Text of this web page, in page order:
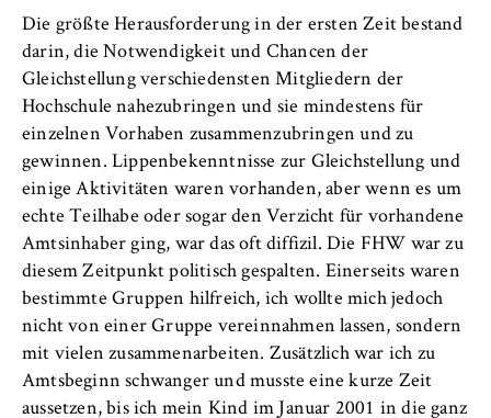
Die größte Herausforderung in der ersten Zeit bestand
darin, die Notwendigkeit und Chancen der
Gleichstellung verschiedensten Mitgliedern der
Hochschule nahezubringen und sie mindestens für
einzelnen Vorhaben zusammenzubringen und zu
gewinnen. Lippenbekenntnisse zur Gleichstellung und
einige Aktivitäten waren vorhanden, aber wenn es um
echte Teilhabe oder sogar den Verzicht für vorhandene
Amtsinhaber ging, war das oft diffizil. Die FHW war zu
diesem Zeitpunkt politisch gespalten. Einerseits waren
bestimmte Gruppen hilfreich, ich wollte mich jedoch
nicht von einer Gruppe vereinnahmen lassen, sondern
mit vielen zusammenarbeiten. Zusätzlich war ich zu
Amtsbeginn schwanger und musste eine kurze Zeit
aussetzen, bis ich mein Kind im Januar 2001 in die ganz
Google Ireland Limited
Zweck:
Erlaubt das Anzeigen und Abspielen von
eingebetteten YouTube-Videos, wobei Daten
an Google übertragen und Cookies gesetzt
werden.
Cookie Laufzeit:
bis zu 2 Jahre
STATISTIK
Matomo